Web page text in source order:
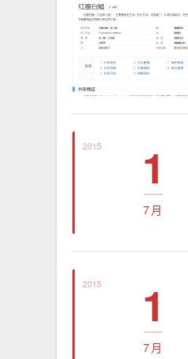
2015 1
7月
2015 1
7月